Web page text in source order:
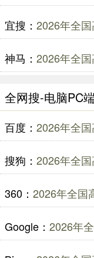
宜搜： 2026年全
神马： 2026年全
全网搜-电脑PC端
百度： 2026年全
搜狗： 2026年全
360： 2026年全国
Google： 2026年